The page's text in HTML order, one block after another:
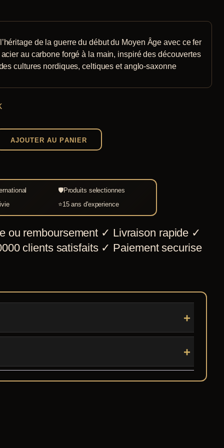
de la guerre du début du Moyen Âge avec ce fer
au carbone forgé à la main, inspiré des découvertes
cultures nordiques, celtiques et anglo-saxonne
AJOUTER AU PANIER
🛡Produits selectionnes
⭐15 ans d'experience
ou remboursement ✓ Livraison rapide ✓
clients satisfaits ✓ Paiement securise